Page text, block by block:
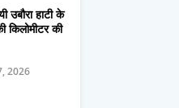
उबौरा हाटी के
किलोमीटर की
2026